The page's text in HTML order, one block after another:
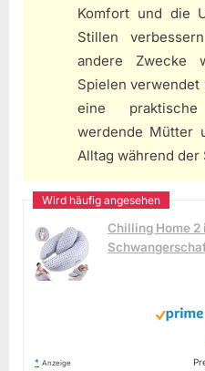
Komfort und die
Stillen
andere Zwecke
Spielen verwendet
eine
werdende Mütter
Alltag während der
Chilling Home 2
* Anzeige